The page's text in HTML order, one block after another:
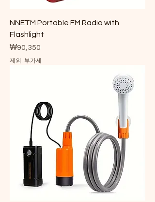
NNETM Portable FM Radio with
Flashlight
가격
₩90,350
제외: 부가세